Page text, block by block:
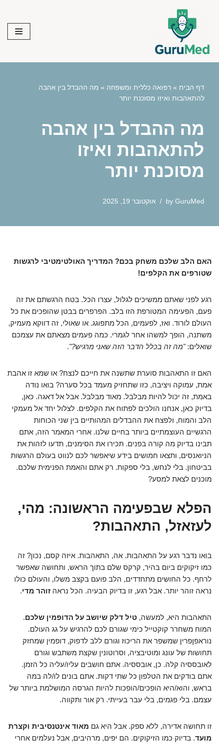
content
דף הבית » רפואה כללית ומשפחה » מה ההבדל בין אהבה
להתאהבות ואיזו מסוכנת יותר
מה ההבדל בין אהבה
להתאהבות ואיזו
מסוכנת יותר
by GuruMed אוקטובר 19, 2025
האם הלב שלכם משחק בכם? המדריך האולטימטיבי לרגשות
שטורפים את הקלפים!
רגע לפני שאתם ממשיכים לגלול, עצרו הכל. בטח הרגשתם את זה
פעם, הפעימה המטורפת הזו בלב. הפרפרים בבטן שהופכים את כל
העולם לורוד. ואז, לפעמים, הכל מתפוגג. או שאולי, זה דווקא מעמיק,
משתנה, הופך למשהו אחר לגמרי. כמה פעמים מצאתם את עצמכם
שואלים:"מה זה בכלל הדבר הזה שאני מרגיש?".
האם זו התאהבות סוערת שתשנה את חייכם לנצח? או שמא זו אהבת
אמת, עמוקה ויציבה, כזו שתחזיק מעמד בכל סערה? בואו נודה
באמת, זה יכול להיות מבלבל. מאוד מבלבל. אבל אל דאגה. כאן,
בדיוק כאן, אנחנו הולכים לפתוח את הקלפים. לצלול יחד אל מעמקי
הלב והמוח, ולפצח את ההבדלים המהותיים בין שני הכוחות
הרגשיים העוצמתיים ביותר בחיים שלנו. אחרי המאמר הזה, אתם
תבינו בדיוק מה קורה בפנים. תכירו את הסימנים, תדעו לזהות את
הניואנסים, ותצאו חמושים בידע שיאפשר לכם לנווט בעולם הרגשות
בביטחון. בלי לנחש, בלי ספקות. רק אתם והאמת הפנימית שלכם.
מוכנים לצאת למסע?
הפלא שבפעימה הראשונה: מהי,
לעזאזל, התאהבות?
בואו נדבר רגע על התאהבות. אה, התאהבות. איזה קסם, נכון? זה
כמו זיקוקים ביום בהיר, קרקס שלם בתוך הראש, ותחושה שאפשר
לרחף. כל החושים מתחדדים, הלב פועם בקצב משלו, והעולם כולו
נראה זוהר יותר. אבל רגע, זו בדיוק הבעיה. הכל נראהזוהר מדי.
התאהבות היא, למעשה, טיל דלק שיושב על הדופמין שלכם.
המוח משחרר קוקטייל כימי שגורם לכם להרגיש על גג העולם.
נוראפןפרין שמשפר את הריכוז וגורם ללב לדפוק, דופמין שמחזק
תחושות של עונג ומוטיבציה, וסרוטונין שקצת משתבש וגורם
לאובססיה קלה. כן, אובססיה. אתם חושבים עליו/עליה כל הזמן.
אתם בודקים את הטלפון כל שתי דקות. אתם בונים לו/לה במה
בראש, והוא/היא הופכים/הופכות להיות הגרסה המושלמת ביותר של
עצמם. בלי פגמים, בלי עבר בעייתי. רק אור ותקווה.
זו תחושה אדירה, ללא ספק. אבל היא גם מאוד אינטנסיבית וקצרת
מועד. בדיוק כמו הזיקוקים. הם יפים, מרהיבים, אבל נעלמים אחרי